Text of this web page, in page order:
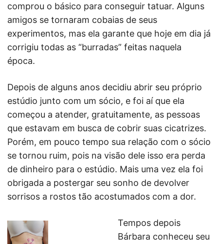
comprou o básico para conseguir tatuar. Alguns
amigos se tornaram cobaias de seus
experimentos, mas ela garante que hoje em dia já
corrigiu todas as “burradas” feitas naquela
época.
Depois de alguns anos decidiu abrir seu próprio
estúdio junto com um sócio, e foi aí que ela
começou a atender, gratuitamente, as pessoas
que estavam em busca de cobrir suas cicatrizes.
Porém, em pouco tempo sua relação com o sócio
se tornou ruim, pois na visão dele isso era perda
de dinheiro para o estúdio. Mais uma vez ela foi
obrigada a postergar seu sonho de devolver
sorrisos a rostos tão acostumados com a dor.
Tempos depois
Bárbara conheceu seu